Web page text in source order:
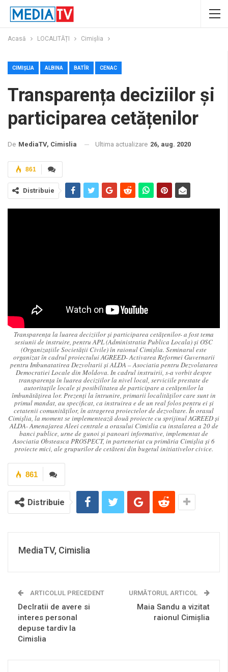
Acasă LOCALITĂȚI Cimișlia
CIMIȘLIA ALBINA BATÎR CENAC
Transparența deciziilor și
participarea cetățenilor
De MediaTV, Cimislia Ultima actualizare 26, aug. 2020
861
Distribuie
Transparența la luarea deciziilor și participarea cetățenilor- a fost tema
sesiunii de instruire, pentru APL (Administratia Publica Locala) și OSC
(Organizațiile Societății Civile) în raionul Cimișlia. Seminarul este
organizat în cadrul proiectului AGREED- Activarea Reformei Guvernarii
pentru Imbunatatirea Dezvoltarii și ALDA – Asociatia pentru Dezvolatarea
Democratiei Locale din Moldova. In cadrul instruirii, s-a vorbit despre
transparența în luarea deciziilor la nivel local, serviciile prestate de
autoritațile locale și posibilitatea de participare a cetățenilor la
îmbunătățirea lor. Prezenți la întrunire, primarii localităților care sunt in
primul mandat, au specificat, ca instruirea e de un real folos pentru ei și
cetatenii comunităților, în atragerea proiectelor de dezvoltare. În orasul
Cimișlia, la moment se implementează două proiecte cu sprijinul AGREED și
ALDA- Amenajarea Aleei centrale a orasului Cimislia cu instalarea a 20 de
banci publice, urne de gunoi și panouri informative, implementat de
Asociatia Obsteasca PROSPECT, in parteneriat cu primăria Cimișlia și 6
proiecte mici, ale grupurilor de cetăteni din bugetul initiativelor civice.
861
Distribuie
MediaTV, Cimislia
ARTICOLUL PRECEDENT
Declratii de avere si
interes personal
depuse tardiv la
Cimislia
URMĂTORUL ARTICOL
Maia Sandu a vizitat
raionul Cimișlia